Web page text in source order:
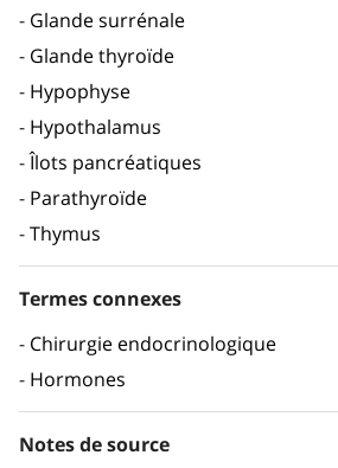
Glande surrénale
Glande thyroïde
Hypophyse
Hypothalamus
Îlots pancréatiques
Parathyroïde
Thymus
Termes connexes
Chirurgie endocrinologique
Hormones
Notes de source